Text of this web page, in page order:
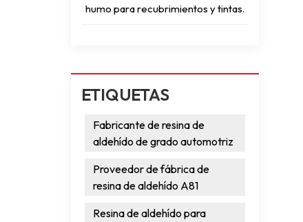
humo para recubrimientos y tintas.
ETIQUETAS
Fabricante de resina de
aldehído de grado automotriz
Proveedor de fábrica de
resina de aldehído A81
Resina de aldehído para